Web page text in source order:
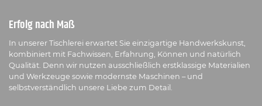
Erfolg nach Maß
In unserer Tischlerei erwartet Sie einzigartige Handwerkskunst,
kombiniert mit Fachwissen, Erfahrung, Können und natürlich
Qualität. Denn wir nutzen ausschließlich erstklassige Materialien
und Werkzeuge sowie modernste Maschinen – und
selbstverständlich unsere Liebe zum Detail.